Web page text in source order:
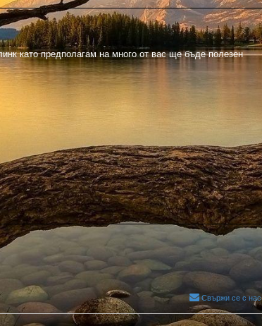
като предполагам на много от вас ще бъде полезен
Свържи се с нас